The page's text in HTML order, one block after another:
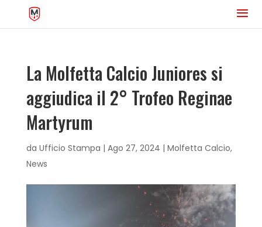
La Molfetta Calcio Juniores si
aggiudica il 2° Trofeo Reginae
Martyrum
da Ufficio Stampa | Ago 27, 2024 | Molfetta Calcio,
News